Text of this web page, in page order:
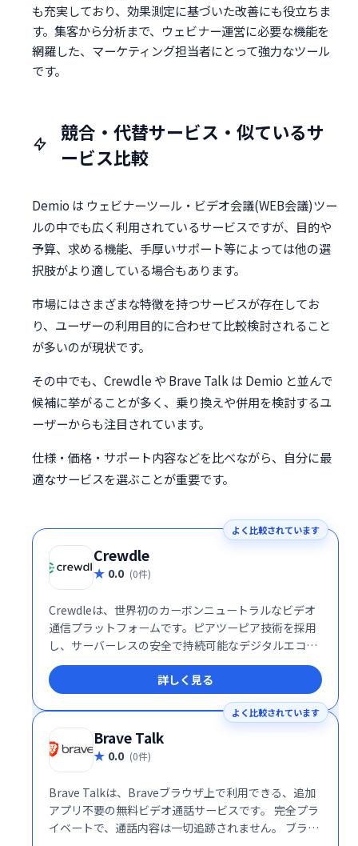
も充実しており、効果測定に基づいた改善にも役立ちま
す。集客から分析まで、ウェビナー運営に必要な機能を
網羅した、マーケティング担当者にとって強力なツール
です。
競合・代替サービス・似ているサ
ービス比較
Demio は ウェビナーツール・ビデオ会議(WEB会議)ツー
ルの中でも広く利用されているサービスですが、目的や
予算、求める機能、手厚いサポート等によっては他の選
択肢がより適している場合もあります。
市場にはさまざまな特徴を持つサービスが存在してお
り、ユーザーの利用目的に合わせて比較検討されること
が多いのが現状です。
その中でも、Crewdle や Brave Talk は Demio と並んで
候補に挙がることが多く、乗り換えや併用を検討するユ
ーザーからも注目されています。
仕様・価格・サポート内容などを比べながら、自分に最
適なサービスを選ぶことが重要です。
よく比較されています
Crewdle
0.0 (0件)
Crewdleは、世界初のカーボンニュートラルなビデオ
通信プラットフォームです。ピアツーピア技術を採用
し、サーバーレスの安全で持続可能なデジタルエコシ
ステムを実現しました。従来のビデオ会議システムと
は異なり、環境への負荷を最小限に抑えながら、高品
質なコミュニケーションを提供します。一度の会話で
地球に貢献できる、革新的なソリューションです。
詳しく見る
よく比較されています
Brave Talk
0.0 (0件)
Brave Talkは、Braveブラウザ上で利用できる、追加
アプリ不要の無料ビデオ通話サービスです。 完全プラ
イベートで、通話内容は一切追跡されません。 ブラウ